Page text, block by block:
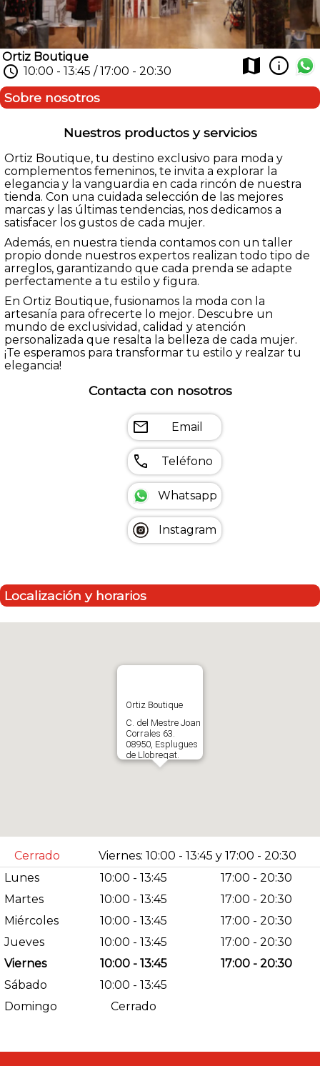
Ortiz Boutique
schedule 10:00 - 13:45 / 17:00 - 20:30 map info
Sobre nosotros
Nuestros productos y servicios
Ortiz Boutique, tu destino exclusivo para moda y
complementos femeninos, te invita a explorar la
elegancia y la vanguardia en cada rincón de nuestra
tienda. Con una cuidada selección de las mejores
marcas y las últimas tendencias, nos dedicamos a
satisfacer los gustos de cada mujer.
Además, en nuestra tienda contamos con un taller
propio donde nuestros expertos realizan todo tipo de
arreglos, garantizando que cada prenda se adapte
perfectamente a tu estilo y figura.
En Ortiz Boutique, fusionamos la moda con la
artesanía para ofrecerte lo mejor. Descubre un
mundo de exclusividad, calidad y atención
personalizada que resalta la belleza de cada mujer.
¡Te esperamos para transformar tu estilo y realzar tu
elegancia!
Contacta con nosotros
mail Email
call Teléfono
Whatsapp
Instagram
Localización y horarios
Ortiz Boutique
C. del Mestre Joan
Corrales 63.
08950, Esplugues
de Llobregat.
España
Cerrado
Viernes: 10:00 - 13:45 y 17:00 - 20:30
Lunes
10:00 - 13:45
17:00 - 20:30
Martes
10:00 - 13:45
17:00 - 20:30
Miércoles
10:00 - 13:45
17:00 - 20:30
Jueves
10:00 - 13:45
17:00 - 20:30
Viernes
10:00 - 13:45
17:00 - 20:30
Sábado
10:00 - 13:45
Domingo
Cerrado